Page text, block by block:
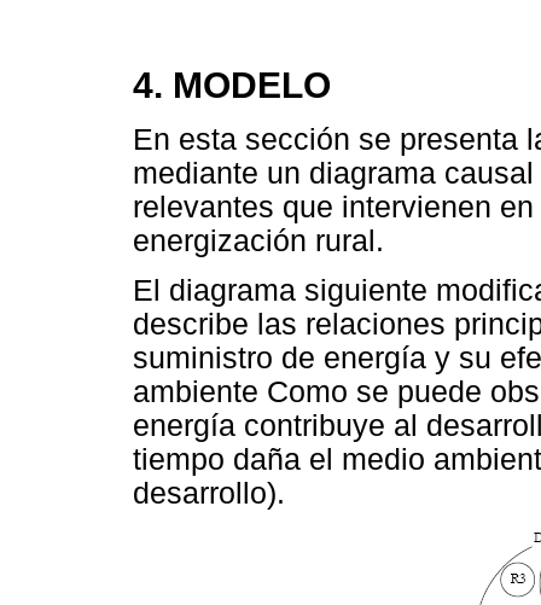
4. MODELO
En esta sección se presenta
mediante un diagrama
relevantes que intervienen
energización rural.
El diagrama siguiente
describe las relaciones
suministro de energía y su
ambiente Como se puede
energía contribuye al
tiempo daña el medio
desarrollo).